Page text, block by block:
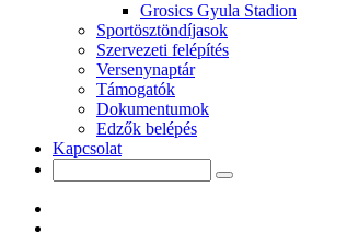
Grosics Gyula Stadion
Sportösztöndíjasok
Szervezeti felépítés
Versenynaptár
Támogatók
Dokumentumok
Edzők belépés
Kapcsolat